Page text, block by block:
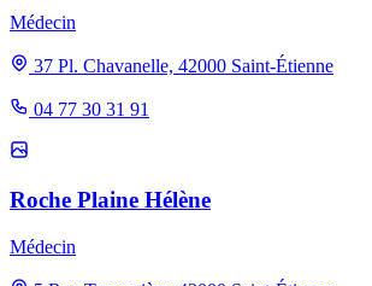
Médecin
37 Pl. Chavanelle, 42000 Saint-Étienne
04 77 30 31 91
Roche Plaine Hélène
Médecin